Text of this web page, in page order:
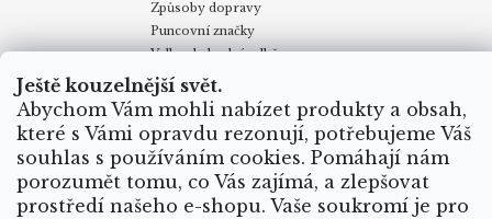
Ještě kouzelnější svět.
Abychom Vám mohli nabízet produkty a obsah,
které s Vámi opravdu rezonují, potřebujeme Váš
souhlas s používáním cookies. Pomáhají nám
porozumět tomu, co Vás zajímá, a zlepšovat
prostředí našeho e-shopu. Vaše soukromí je pro
Způsoby dopravy
Puncovní značky
Velkoobchodní odběr
Obchodní podmínky Kontakty My v Yoga Day
Blog
Reklamace
Proč nakupovat u yoga-day.cz
Certifikáty
Způsoby dopravy